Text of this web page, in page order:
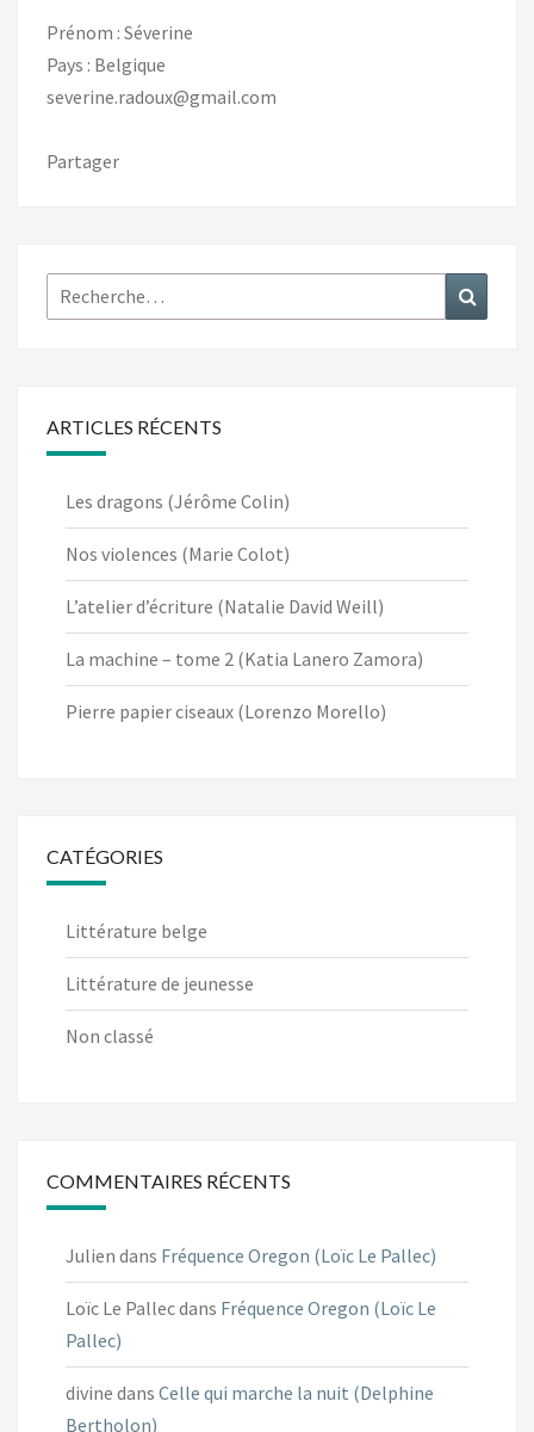
Prénom : Séverine
Pays : Belgique
severine.radoux@gmail.com
Partager
Rechercher :
ARTICLES RÉCENTS
Les dragons (Jérôme Colin)
Nos violences (Marie Colot)
L’atelier d’écriture (Natalie David Weill)
La machine – tome 2 (Katia Lanero Zamora)
Pierre papier ciseaux (Lorenzo Morello)
CATÉGORIES
Littérature belge
Littérature de jeunesse
Non classé
COMMENTAIRES RÉCENTS
Julien dans Fréquence Oregon (Loïc Le Pallec)
Loïc Le Pallecdans Fréquence Oregon (Loïc Le
Pallec)
divine dans Celle qui marche la nuit (Delphine
Bertholon)